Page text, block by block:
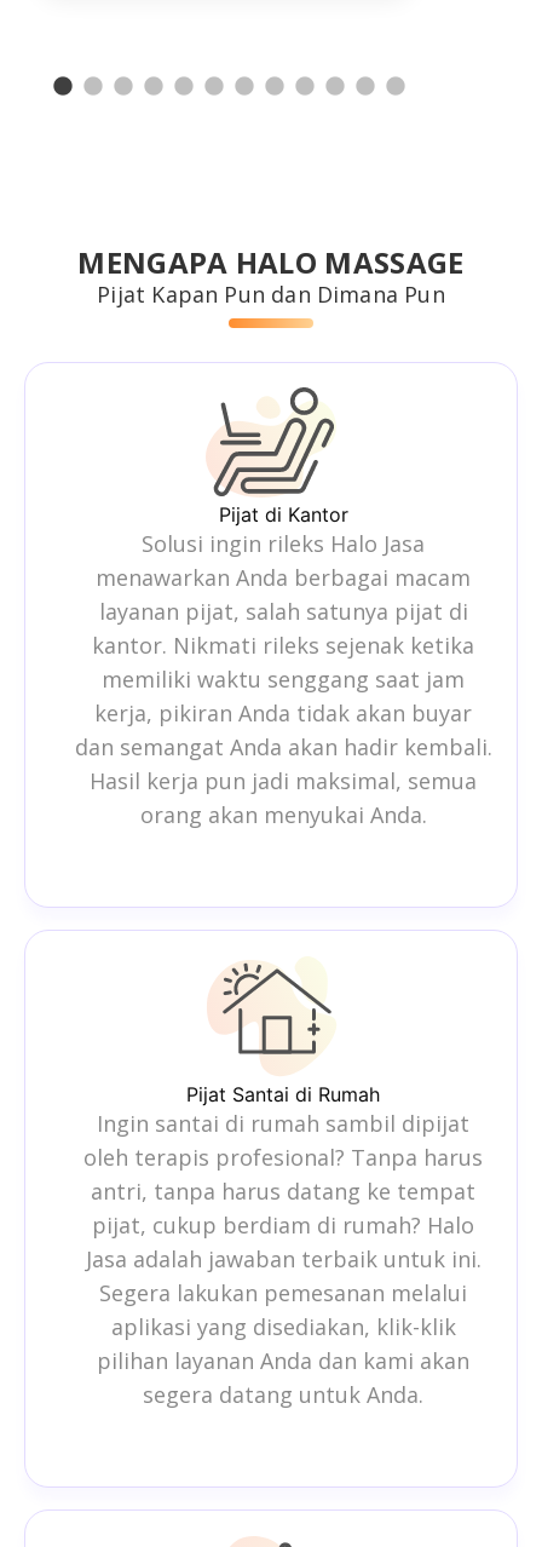
MENGAPA HALO MASSAGE
Pijat Kapan Pun dan Dimana Pun
Pijat di Kantor
Solusi ingin rileks Halo Jasa
menawarkan Anda berbagai macam
layanan pijat, salah satunya pijat di
kantor. Nikmati rileks sejenak ketika
memiliki waktu senggang saat jam
kerja, pikiran Anda tidak akan buyar
dan semangat Anda akan hadir kembali.
Hasil kerja pun jadi maksimal, semua
orang akan menyukai Anda.
Pijat Santai di Rumah
Ingin santai di rumah sambil dipijat
oleh terapis profesional? Tanpa harus
antri, tanpa harus datang ke tempat
pijat, cukup berdiam di rumah? Halo
Jasa adalah jawaban terbaik untuk ini.
Segera lakukan pemesanan melalui
aplikasi yang disediakan, klik-klik
pilihan layanan Anda dan kami akan
segera datang untuk Anda.